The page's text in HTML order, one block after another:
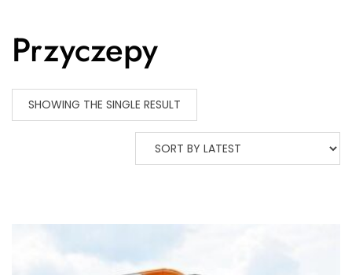
Przyczepy
SHOWING THE SINGLE RESULT